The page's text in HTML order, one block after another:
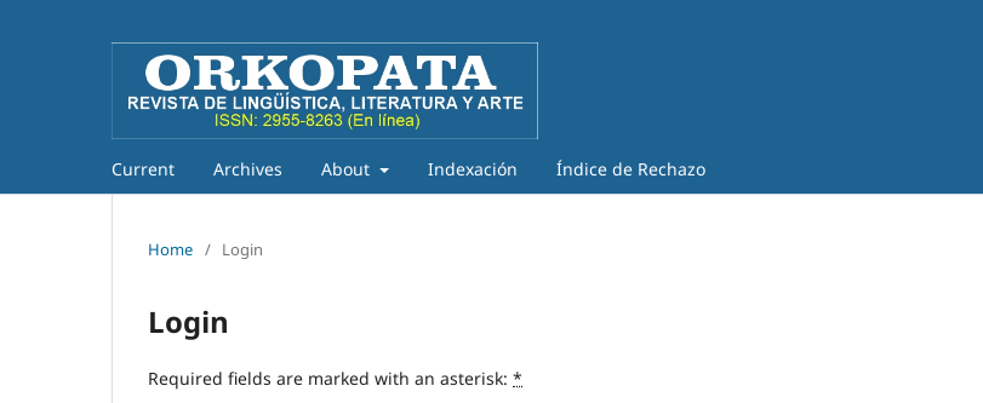
Current Archives About Indexación Índice de Rechazo
Home / Login
Login
Required fields are marked with an asterisk: *